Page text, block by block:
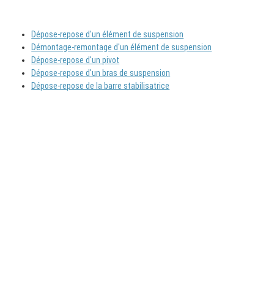
Dépose-repose d'un élément de suspension
Démontage-remontage d'un élément de suspension
Dépose-repose d'un pivot
Dépose-repose d'un bras de suspension
Dépose-repose de la barre stabilisatrice